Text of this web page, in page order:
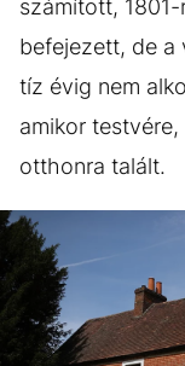
számított,
befejezett, de a
tíz évig nem
amikor
otthonra talált.